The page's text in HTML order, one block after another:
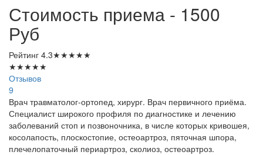
Стоимость приема - 1500
Руб
Рейтинг 4.3★★★★★
★★★★★
Отзывов
9
Врач травматолог-ортопед, хирург. Врач первичного приёма.
Специалист широкого профиля по диагностике и лечению
заболеваний стоп и позвоночника, в числе которых кривошея,
косолапость, плоскостопие, остеоартроз, пяточная шпора,
плечелопаточный периартроз, сколиоз, остеоартроз.